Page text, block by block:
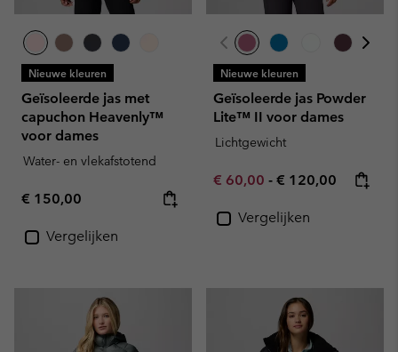
Nieuwe kleuren
Geïsoleerde jas met
capuchon Heavenly™
voor dames
Water- en vlekafstotend
Regular price:
€ 150,00
Vergelijken
Nieuwe kleuren
Geïsoleerde jas Powder
Lite™ II voor dames
Lichtgewicht
Minimum sale price:
€ 60,00 - Maximum price:
€ 120,00
Vergelijken